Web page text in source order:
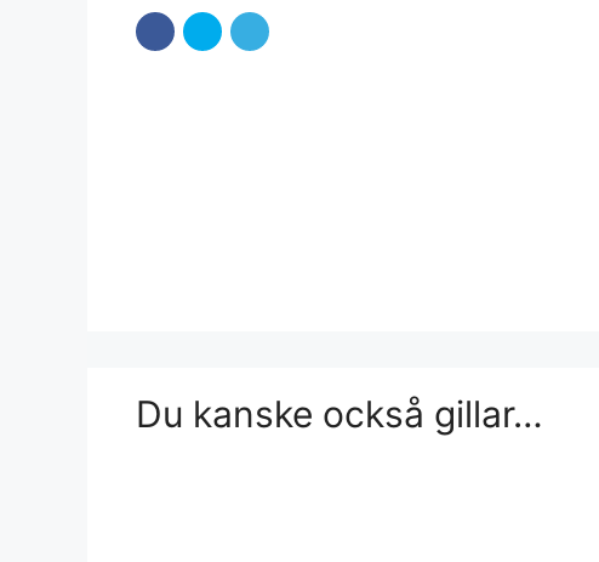
Du kanske också gillar…